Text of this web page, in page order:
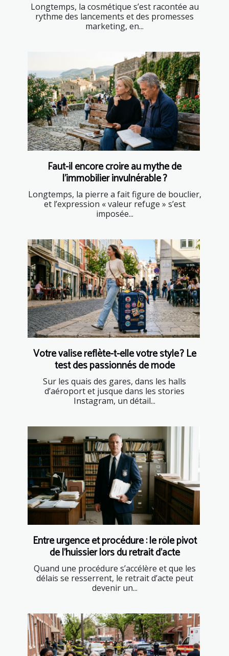
Longtemps, la cosmétique s’est racontée au
rythme des lancements et des promesses
marketing, en...
Faut-il encore croire au mythe de
l’immobilier invulnérable ?
Longtemps, la pierre a fait figure de bouclier,
et l’expression « valeur refuge » s’est
imposée...
Votre valise reflète-t-elle votre style ? Le
test des passionnés de mode
Sur les quais des gares, dans les halls
d’aéroport et jusque dans les stories
Instagram, un détail...
Entre urgence et procédure : le rôle pivot
de l’huissier lors du retrait d’acte
Quand une procédure s’accélère et que les
délais se resserrent, le retrait d’acte peut
devenir un...